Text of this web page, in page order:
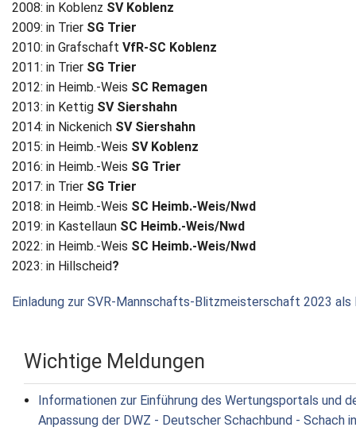
2008: in Koblenz SV Koblenz
2009: in Trier SG Trier
2010: in Grafschaft VfR-SC Koblenz
2011: in Trier SG Trier
2012: in Heimb.-Weis SC Remagen
2013: in Kettig SV Siershahn
2014: in Nickenich SV Siershahn
2015: in Heimb.-Weis SV Koblenz
2016: in Heimb.-Weis SG Trier
2017: in Trier SG Trier
2018: in Heimb.-Weis SC Heimb.-Weis/Nwd
2019: in Kastellaun SC Heimb.-Weis/Nwd
2022: in Heimb.-Weis SC Heimb.-Weis/Nwd
2023: in Hillscheid?
Einladung zur SVR-Mannschafts-Blitzmeisterschaft 2023 als
Wichtige Meldungen
Informationen zur Einführung des Wertungsportals und
Anpassung der DWZ - Deutscher Schachbund - Schach in